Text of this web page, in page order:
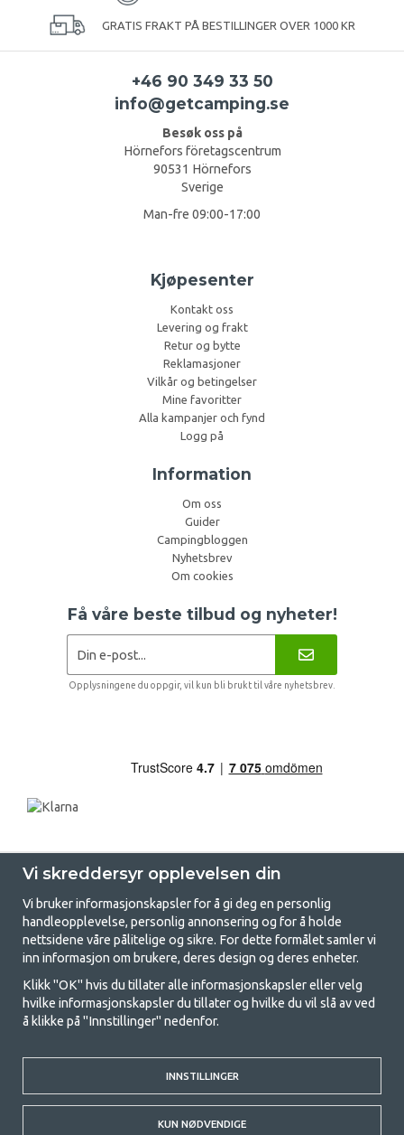
GRATIS FRAKT PÅ BESTILLINGER OVER 1000 KR
+46 90 349 33 50
info@getcamping.se
Besøk oss på
Hörnefors företagscentrum
90531 Hörnefors
Sverige
Man-fre 09:00-17:00
Kjøpesenter
Kontakt oss
Levering og frakt
Retur og bytte
Reklamasjoner
Vilkår og betingelser
Mine favoritter
Alla kampanjer och fynd
Logg på
Information
Om oss
Guider
Campingbloggen
Nyhetsbrev
Om cookies
Få våre beste tilbud og nyheter!
Opplysningene du oppgir, vil kun bli brukt til våre nyhetsbrev.
GetCamping - Din butikk for camping
og friluftsliv
Camping kan enten være en livsstil eller en måte å samle familien for et
felles eventyr. Uansett hvilken kategori du tilhører, finner du alt du
campe, og derfor tilbyr vi veldig gode priser på familietelt,
campingfortelt og alt annet utstyr for camping og friluftsliv. Målet vårt
er å tilby det beste campingutstyret i hver prisklasse når det gjelder
kvalitet og funksjonalitet. Ta gjerne kontakt med oss hvis det er noe du
savner eller ønsker å vite mer om.
Vi skreddersyr opplevelsen din
Vi bruker informasjonskapsler for å gi deg en personlig
handleopplevelse, personlig annonsering og for å holde
nettsidene våre pålitelige og sikre. For dette formålet samler vi
inn informasjon om brukere, deres design og deres enheter.
Klikk "OK" hvis du tillater alle informasjonskapsler eller velg
hvilke informasjonskapsler du tillater og hvilke du vil slå av ved
å klikke på "Innstillinger" nedenfor.
INNSTILLINGER
KUN NØDVENDIGE